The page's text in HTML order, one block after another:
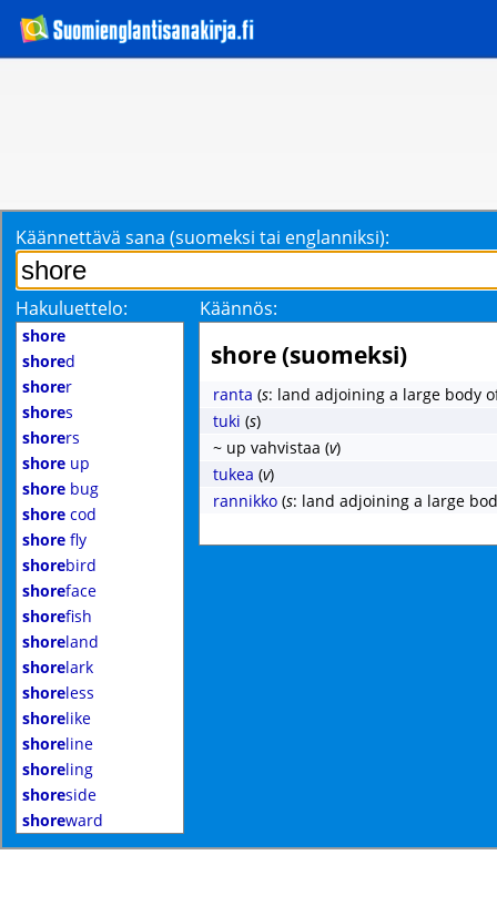
Käännettävä sana (suomeksi tai englanniksi):
Hakuluettelo: Käännös:
shore
shored
shorer
shores
shorers
shore up
shore bug
shore cod
shore fly
shorebird
shoreface
shorefish
shoreland
shorelark
shoreless
shorelike
shoreline
shoreling
shoreside
shoreward
shore (suomeksi)
ranta (s: land adjoining a large body
tuki (s)
~ up vahvistaa (v)
tukea (v)
rannikko (s: land adjoining a large